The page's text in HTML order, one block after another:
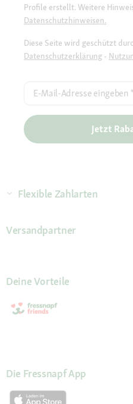
Profile erstellt. Weitere
Datenschutzhinweisen.
Diese Seite wird geschützt
Datenschutzerklärung -
E-Mail-Adresse eingeben *
Jetzt
Flexible Zahlarten
Versandpartner
Deine Vorteile
Die Fressnapf App